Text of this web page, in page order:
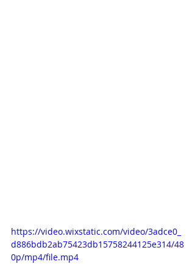
https://video.wixstatic.com/video/3adce0_
d886bdb2ab75423db15758244125e314/48
0p/mp4/file.mp4